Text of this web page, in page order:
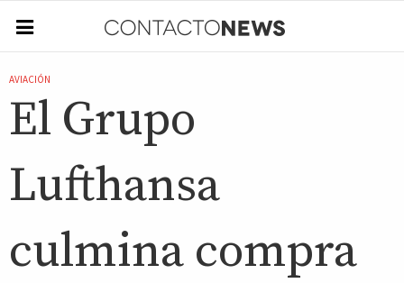
AVIACIÓN
El Grupo
Lufthansa
culmina compra